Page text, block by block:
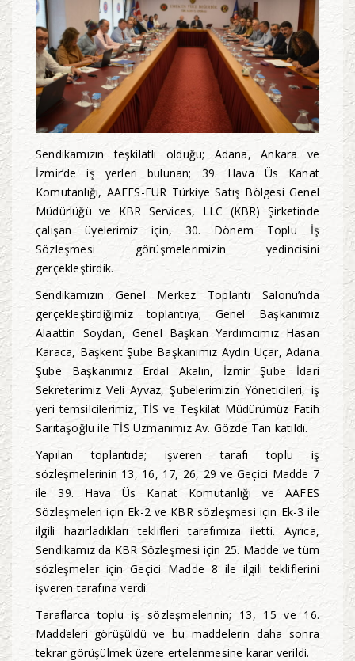
Sendikamızın teşkilatlı olduğu; Adana, Ankara ve
İzmir’de iş yerleri bulunan; 39. Hava Üs Kanat
Komutanlığı, AAFES-EUR Türkiye Satış Bölgesi Genel
Müdürlüğü ve KBR Services, LLC (KBR) Şirketinde
çalışan üyelerimiz için, 30. Dönem Toplu İş
Sözleşmesi görüşmelerimizin yedincisini
gerçekleştirdik.
Sendikamızın Genel Merkez Toplantı Salonu’nda
gerçekleştirdiğimiz toplantıya; Genel Başkanımız
Alaattin Soydan, Genel Başkan Yardımcımız Hasan
Karaca, Başkent Şube Başkanımız Aydın Uçar, Adana
Şube Başkanımız Erdal Akalın, İzmir Şube İdari
Sekreterimiz Veli Ayvaz, Şubelerimizin Yöneticileri, iş
yeri temsilcilerimiz, TİS ve Teşkilat Müdürümüz Fatih
Sarıtaşoğlu ile TİS Uzmanımız Av. Gözde Tan katıldı.
Yapılan toplantıda; işveren tarafı toplu iş
sözleşmelerinin 13, 16, 17, 26, 29 ve Geçici Madde 7
ile 39. Hava Üs Kanat Komutanlığı ve AAFES
Sözleşmeleri için Ek-2 ve KBR sözleşmesi için Ek-3 ile
ilgili hazırladıkları teklifleri tarafımıza iletti. Ayrıca,
Sendikamız da KBR Sözleşmesi için 25. Madde ve tüm
sözleşmeler için Geçici Madde 8 ile ilgili tekliflerini
işveren tarafına verdi.
Taraflarca toplu iş sözleşmelerinin; 13, 15 ve 16.
Maddeleri görüşüldü ve bu maddelerin daha sonra
tekrar görüşülmek üzere ertelenmesine karar verildi.